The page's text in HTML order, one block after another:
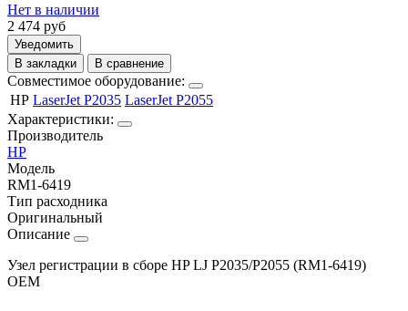
Нет в наличии
2 474 руб
Уведомить
В закладки
В сравнение
Совместимое оборудование:
HP LaserJet P2035 LaserJet P2055
Характеристики:
Производитель
HP
Модель
RM1-6419
Тип расходника
Оригинальный
Описание
Узел регистрации в сборе HP LJ P2035/P2055 (RM1-6419)
OEM